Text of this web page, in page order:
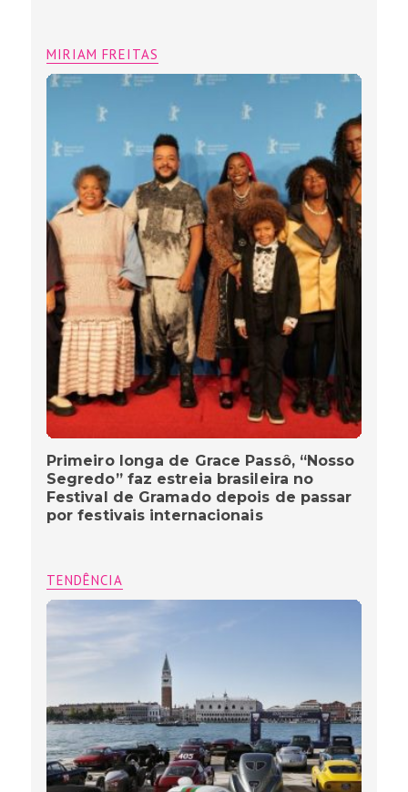
MIRIAM FREITAS
Primeiro longa de Grace Passô, “Nosso
Segredo” faz estreia brasileira no
Festival de Gramado depois de passar
por festivais internacionais
TENDÊNCIA